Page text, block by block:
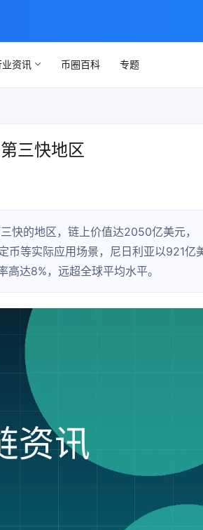
业资讯 币圈百科 专题
三快地区
快的地区，链上价值达2050亿美元，
币等实际应用场景，尼日利亚以921亿
达8%，远超全球平均水平。